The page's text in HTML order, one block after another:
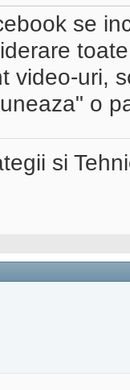
se
video-uri,
o
si